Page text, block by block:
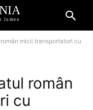
lumea
micii transportatori cu
român
cu